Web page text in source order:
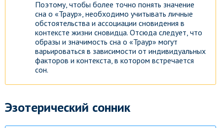
Поэтому, чтобы более точно понять значение
сна о «Траур», необходимо учитывать личные
обстоятельства и ассоциации сновидения в
контексте жизни сновидца. Отсюда следует, что
образы и значимость сна о «Траур» могут
варьироваться в зависимости от индивидуальных
факторов и контекста, в котором встречается
сон.
Эзотерический сонник